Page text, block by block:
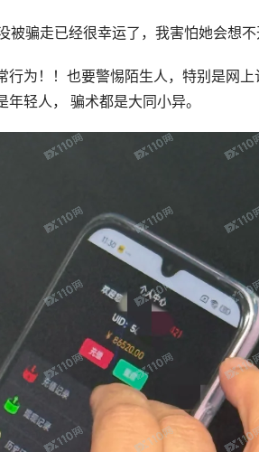
骗走已经很幸运了，我害怕她会想不
为！！也要警惕陌生人，特别是网
轻人， 骗术都是大同小异。